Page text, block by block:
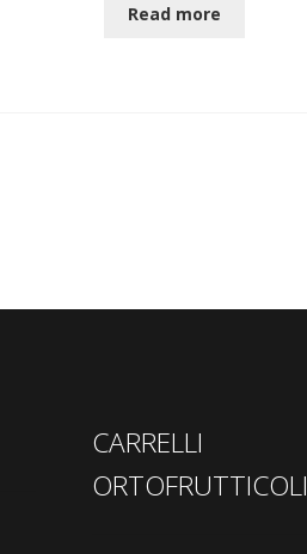
Read more
CARRELLI
ORTOFRUTTICOLI